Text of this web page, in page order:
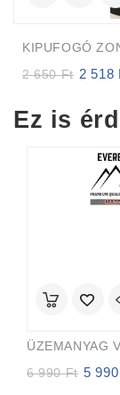
KIPUFOGÓ
2 650Ft Original
2
2 518
Ez is
6 990Ft Original
5 990